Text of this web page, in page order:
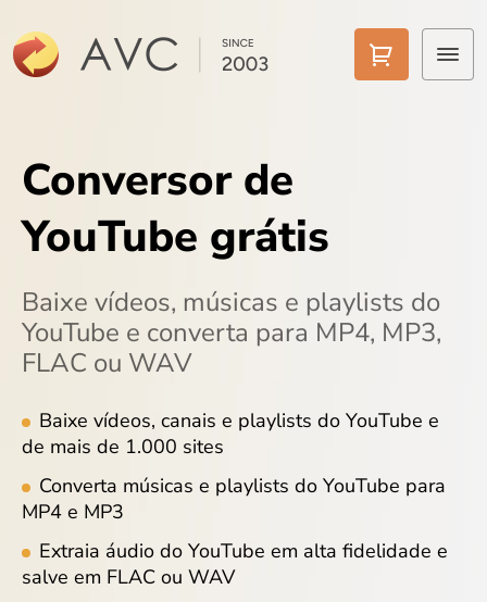
Conversor Grátis
Vídeo para MP3
Conversor IA
Ferramentas de IA
Baixar
Conversor de
YouTube grátis
Baixe vídeos, músicas e playlists do
YouTube e converta para MP4, MP3,
FLAC ou WAV
Baixe vídeos, canais e playlists do YouTube e
de mais de 1.000 sites
Converta músicas e playlists do YouTube para
MP4 e MP3
Extraia áudio do YouTube em alta fidelidade e
salve em FLAC ou WAV